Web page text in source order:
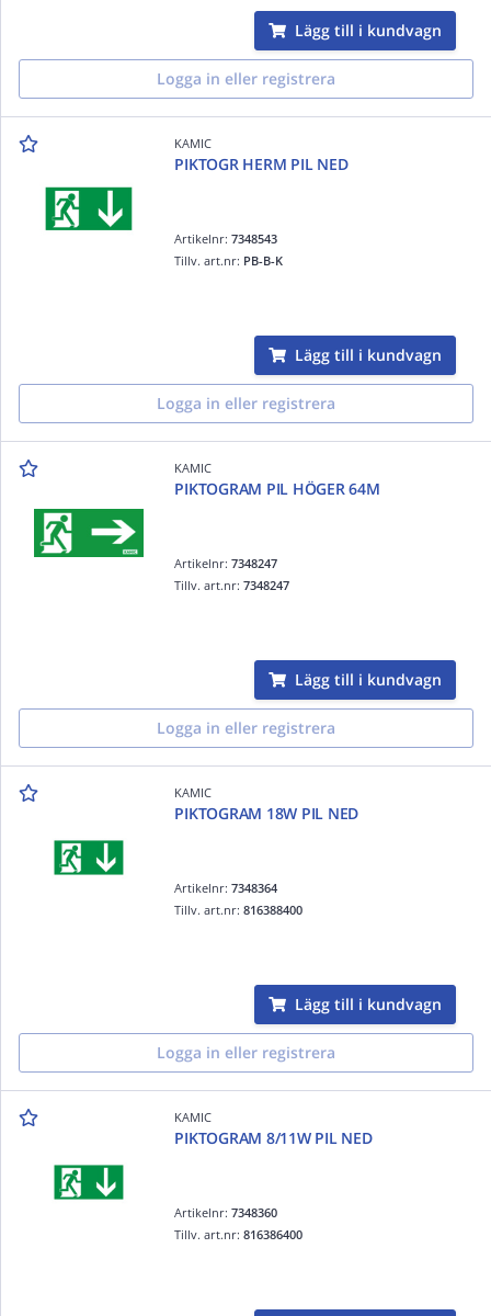
Lägg till i kundvagn
Logga in eller registrera
KAMIC
PIKTOGR HERM PIL NED
Artikelnr:7348543
Tillv. art.nr: PB-B-K
Lägg till i kundvagn
Logga in eller registrera
KAMIC
PIKTOGRAM PIL HÖGER 64M
Artikelnr:7348247
Tillv. art.nr:7348247
Lägg till i kundvagn
Logga in eller registrera
KAMIC
PIKTOGRAM 18W PIL NED
Artikelnr:7348364
Tillv. art.nr:816388400
Lägg till i kundvagn
Logga in eller registrera
KAMIC
PIKTOGRAM 8/11W PIL NED
Artikelnr:7348360
Tillv. art.nr:816386400